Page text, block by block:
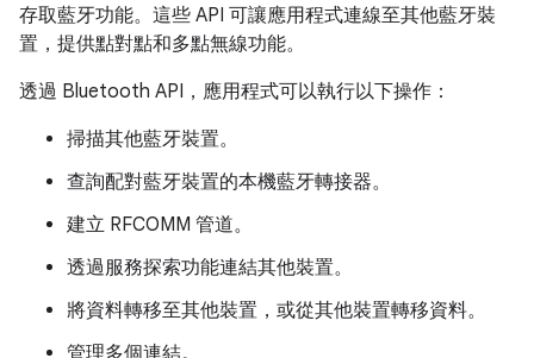
存取藍牙功能。這些 API 可讓應用程式連線至其他藍牙裝
置，提供點對點和多點無線功能。
透過 Bluetooth API，應用程式可以執行以下操作：
掃描其他藍牙裝置。
查詢配對藍牙裝置的本機藍牙轉接器。
建立 RFCOMM 管道。
透過服務探索功能連結其他裝置。
將資料轉移至其他裝置，或從其他裝置轉移資料。
管理多個連結。